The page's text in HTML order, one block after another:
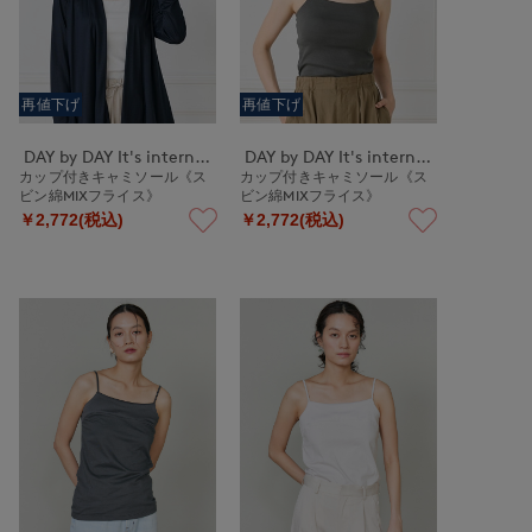
再値下げ
DAY by DAY It's international
カップ付きキャミソール《ス
ビン綿MIXフライス》
￥2,772(税込)
再値下げ
DAY by DAY It's international
カップ付きキャミソール《ス
ビン綿MIXフライス》
￥2,772(税込)